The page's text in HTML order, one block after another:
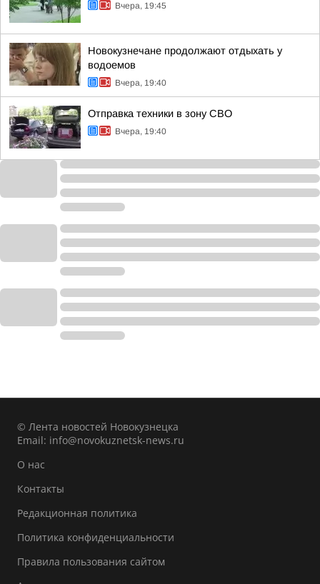
Вчера, 19:45
Новокузнечане продолжают отдыхать у
водоемов
Вчера, 19:40
Отправка техники в зону СВО
Вчера, 19:40
© Лента новостей Новокузнецка
Email: info@novokuznetsk-news.ru
О нас
Контакты
Редакционная политика
Политика конфиденциальности
Правила пользования сайтом